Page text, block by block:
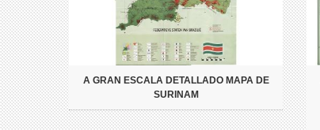
A GRAN ESCALA DETALLADO MAPA DE
SURINAM